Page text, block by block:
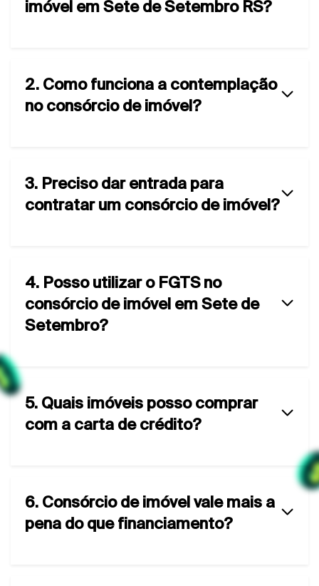
imóvel em Sete de Setembro RS?
2. Como funciona a contemplação
no consórcio de imóvel?
3. Preciso dar entrada para
contratar um consórcio de imóvel?
4. Posso utilizar o FGTS no
consórcio de imóvel em Sete de
Setembro?
5. Quais imóveis posso comprar
com a carta de crédito?
6. Consórcio de imóvel vale mais a
pena do que financiamento?